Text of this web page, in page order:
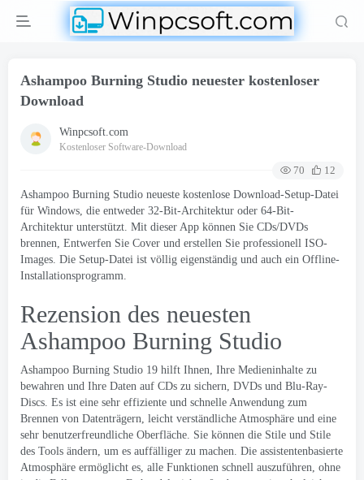
Ashampoo Burning Studio neuester kostenloser
Download
Winpcsoft.com
Kostenloser Software-Download
70
12
Ashampoo Burning Studio neueste kostenlose Download-Setup-Datei
für Windows, die entweder 32-Bit-Architektur oder 64-Bit-
Architektur unterstützt. Mit dieser App können Sie CDs/DVDs
brennen, Entwerfen Sie Cover und erstellen Sie professionell ISO-
Images. Die Setup-Datei ist völlig eigenständig und auch ein Offline-
Installationsprogramm.
Rezension des neuesten
Ashampoo Burning Studio
Ashampoo Burning Studio 19 hilft Ihnen, Ihre Medieninhalte zu
bewahren und Ihre Daten auf CDs zu sichern, DVDs und Blu-Ray-
Discs. Es ist eine sehr effiziente und schnelle Anwendung zum
Brennen von Datenträgern, leicht verständliche Atmosphäre und eine
sehr benutzerfreundliche Oberfläche. Sie können die Stile und Stile
des Tools ändern, um es auffälliger zu machen. Die assistentenbasierte
Atmosphäre ermöglicht es, alle Funktionen schnell auszuführen, ohne